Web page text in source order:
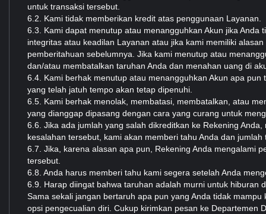
untuk transaksi tersebut.
6.2. Kami tidak memberikan kredit atas penggunaan Layanan.
6.3. Kami dapat menutup atau menangguhkan Akun jika
integritas atau keadilan Layanan atau jika kami memiliki
pemberitahuan sebelumnya. Jika kami menutup atau
dan/atau membatalkan taruhan Anda dan menahan uang di
6.4. Kami berhak menutup atau menangguhkan Akun apa
yang telah jatuh tempo akan tetap dipenuhi.
6.5. Kami berhak menolak, membatasi, membatalkan, atau
yang dianggap dipasang dengan cara yang curang untuk
6.6. Jika ada jumlah yang salah dikreditkan ke Rekening
kesalahan tersebut, kami akan memberi tahu Anda dan
6.7. Jika, karena alasan apa pun, Rekening Anda mengalami
tersebut.
6.8. Anda harus memberi tahu kami segera setelah Anda
6.9. Harap diingat bahwa taruhan adalah murni untuk hiburan
Sama sekali jangan bertaruh apa pun yang Anda tidak
opsi pengecualian diri. Cukup kirimkan pesan ke Departemen